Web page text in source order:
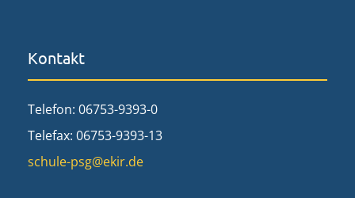
Kontakt
Telefon: 06753-9393-0
Telefax: 06753-9393-13
schule-psg@ekir.de